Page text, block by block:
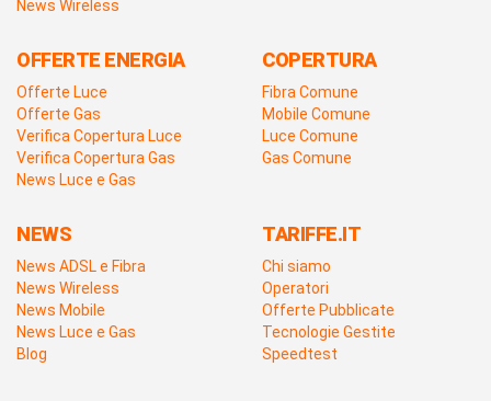
News Wireless
OFFERTE ENERGIA
Offerte Luce
Offerte Gas
Verifica Copertura Luce
Verifica Copertura Gas
News Luce e Gas
COPERTURA
Fibra Comune
Mobile Comune
Luce Comune
Gas Comune
NEWS
News ADSL e Fibra
News Wireless
News Mobile
News Luce e Gas
Blog
TARIFFE.IT
Chi siamo
Operatori
Offerte Pubblicate
Tecnologie Gestite
Speedtest